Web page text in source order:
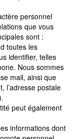
personnel
que vous
sont :
toutes les
identifier, telles
Nous sommes
mail, ainsi que
l’adresse postale
peut également
informations dont